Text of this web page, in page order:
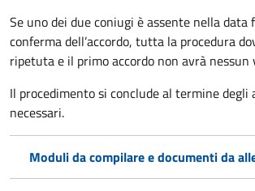
Se uno dei due coniugi è assente nella data
conferma dell’accordo, tutta la procedura
ripetuta e il primo accordo non avrà nessun
Il procedimento si conclude al termine degli
necessari.
Moduli da compilare e documenti da